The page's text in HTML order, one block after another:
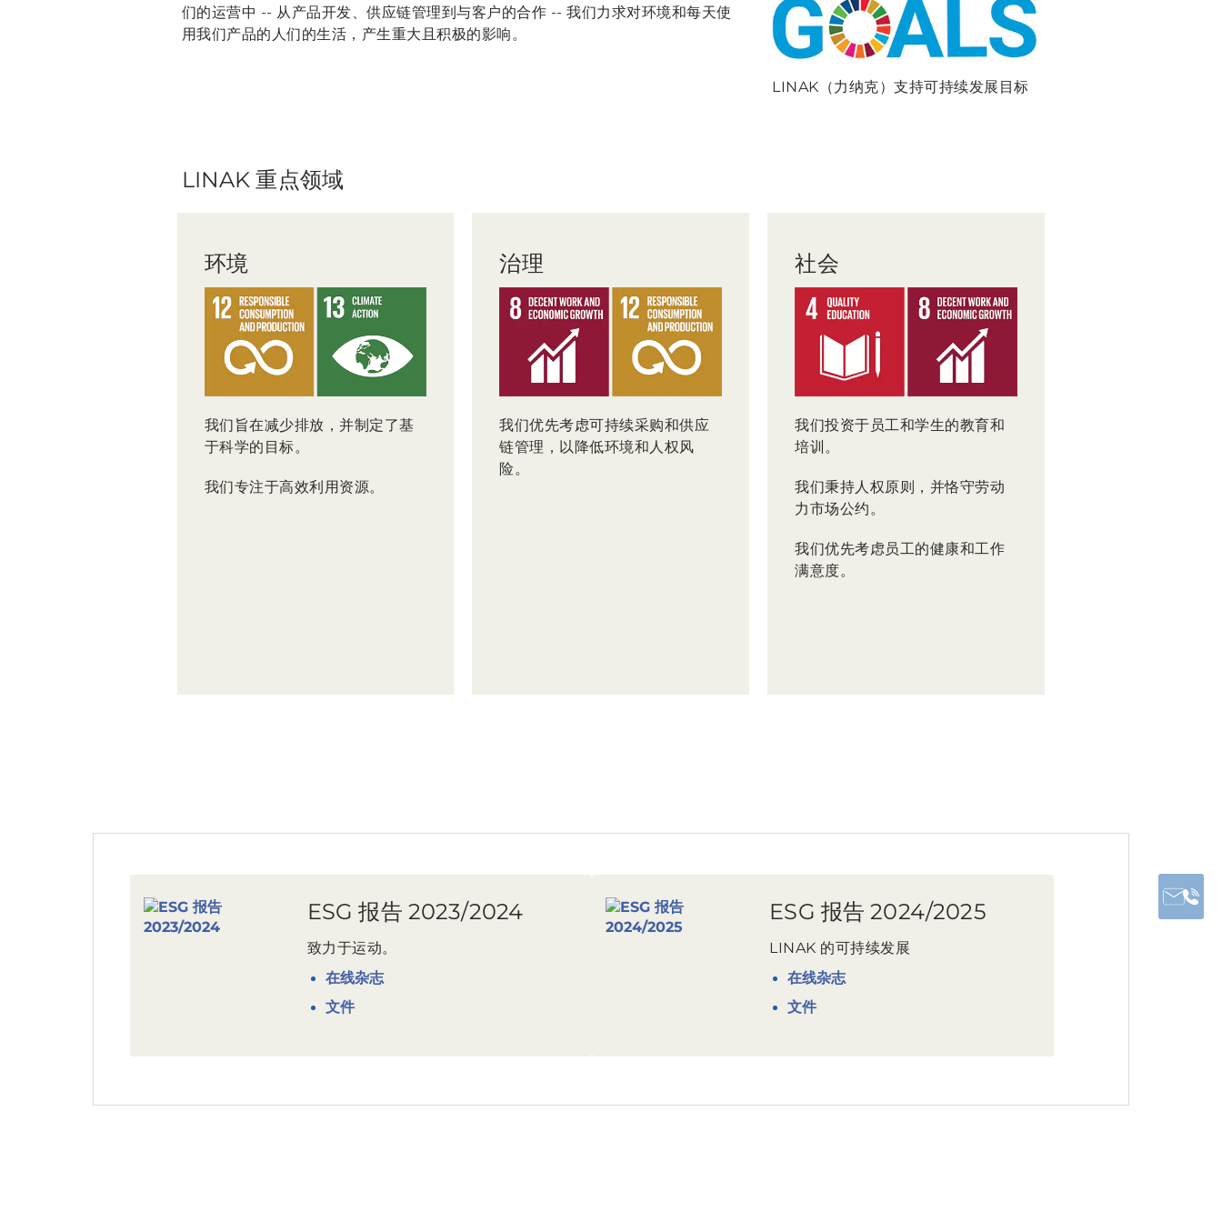
们的运营中 -- 从产品开发、供应链管理到与客户的合作 -- 我们力求对环境和每天使
用我们产品的人们的生活，产生重大且积极的影响。
LINAK（力纳克）支持可持续发展目标
LINAK 重点领域
环境
我们旨在减少排放，并制定了基
于科学的目标。
我们专注于高效利用资源。
治理
我们优先考虑可持续采购和供应
链管理，以降低环境和人权风
险。
社会
我们投资于员工和学生的教育和
培训。
我们秉持人权原则，并恪守劳动
力市场公约。
我们优先考虑员工的健康和工作
满意度。
ESG 报告 2023/2024
致力于运动。
在线杂志
文件
ESG 报告 2024/2025
LINAK 的可持续发展
在线杂志
文件